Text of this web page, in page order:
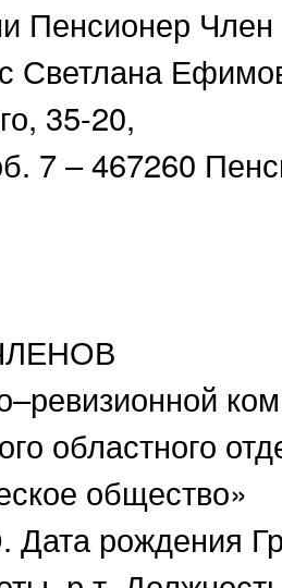
Пенсионер Член
Светлана
35-20,
7 – 467260
областного
общество»
рождения